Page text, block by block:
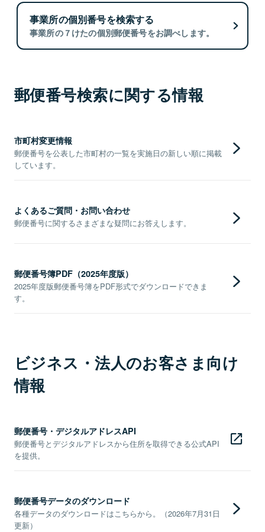
事業所の個別番号を検索する
事業所の７けたの個別郵便番号をお調べします。
郵便番号検索に関する情報
市町村変更情報
郵便番号を公表した市町村の一覧を実施日の新しい順に掲載
しています。
よくあるご質問・お問い合わせ
郵便番号に関するさまざまな疑問にお答えします。
郵便番号簿PDF（2025年度版）
2025年度版郵便番号簿をPDF形式でダウンロードできま
す。
ビジネス・法人のお客さま向け
情報
郵便番号・デジタルアドレスAPI
郵便番号とデジタルアドレスから住所を取得できる公式API
を提供。
郵便番号データのダウンロード
各種データのダウンロードはこちらから。（2026年7月31日
更新）